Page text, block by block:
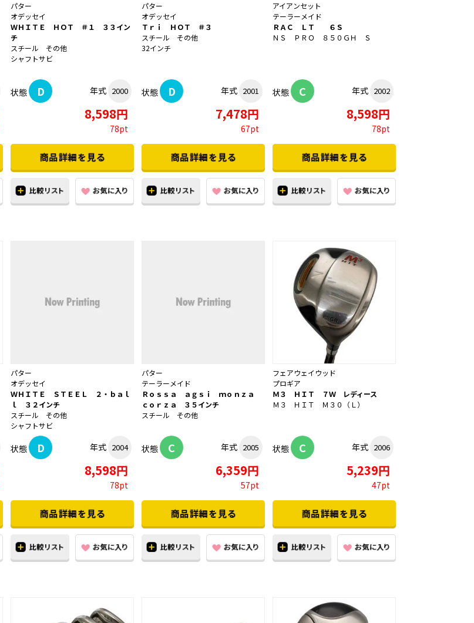
パター
オデッセイ
ＷＨＩＴＥ ＨＯＴ ＃１ ３３イン
チ
スチール その他
シャフトサビ
状態 D 年式 2000
8,598円
78pt
パター
オデッセイ
Ｔｒｉ ＨＯＴ ＃３
スチール その他
32インチ
状態 D 年式 2001
7,478円
67pt
アイアンセット
テーラーメイド
ＲＡＣ ＬＴ ６Ｓ
ＮＳ ＰＲＯ ８５０ＧＨ Ｓ
状態 C 年式 2002
8,598円
78pt
パター
オデッセイ
ＷＨＩＴＥ ＳＴＥＥＬ ２・ｂａｌ
ｌ ３２インチ
スチール その他
シャフトサビ
状態 D 年式 2004
8,598円
78pt
パター
テーラーメイド
Ｒｏｓｓａ ａｇｓｉ ｍｏｎｚａ
ｃｏｒｚａ ３５インチ
スチール その他
状態 C 年式 2005
6,359円
57pt
フェアウェイウッド
プロギア
Ｍ３ ＨＩＴ ７Ｗ レディース
Ｍ３ ＨＩＴ Ｍ３０（Ｌ）
状態 C 年式 2006
5,239円
47pt